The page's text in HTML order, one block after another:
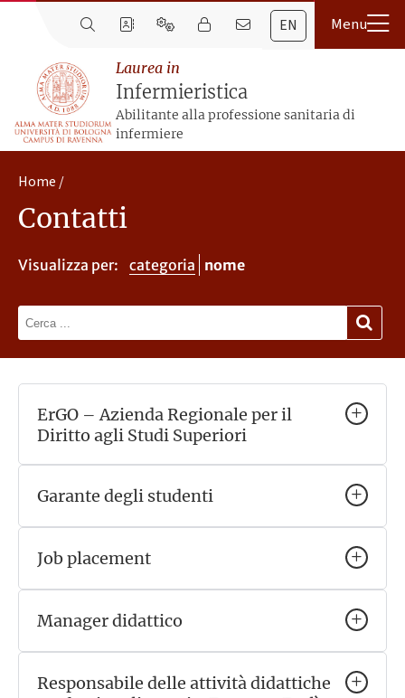
EN
Laurea in
Infermieristica
Abilitante alla professione sanitaria di
infermiere
Home
Contatti
Visualizza per: categoria nome
ErGO – Azienda Regionale per il
Diritto agli Studi Superiori
Garante degli studenti
Job placement
Manager didattico
Responsabile delle attività didattiche